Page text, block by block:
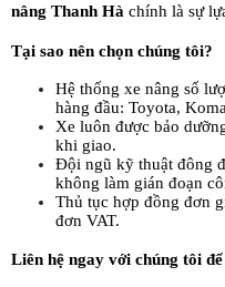
nâng Thanh Hà chính là sự
Tại sao nên chọn chúng tôi?
Hệ thống xe nâng số
hàng đầu: Toyota,
Xe luôn được bảo
khi giao.
Đội ngũ kỹ thuật đông
không làm gián đoạn
Thủ tục hợp đồng đơn
đơn VAT.
Liên hệ ngay với chúng tôi